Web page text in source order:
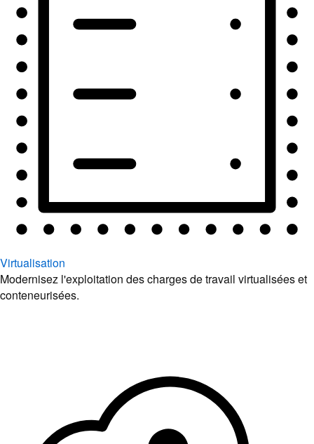
Virtualisation
Modernisez l'exploitation des charges de travail virtualisées et
conteneurisées.